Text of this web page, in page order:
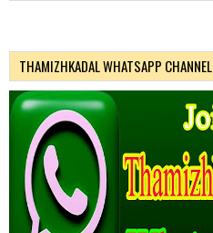
THAMIZHKADAL WHATSAPP CHANNEL